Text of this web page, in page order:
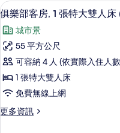
相
片
情
雙
人
床
的
所
有
相
1
特
大
雙
人
床
的
詳
情
顯
示
俱
樂
部
客
1
9
俱樂部客房, 1 張特大雙人
城市景
55 平方公尺
可容納 4 人 (依實際入住人
1 張特大雙人床
免費無線上網
更多資訊
更